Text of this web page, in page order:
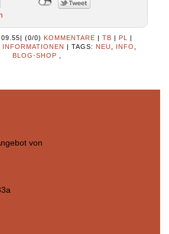
| (0/0) KOMMENTARE | TB | PL
|
INFORMATIONEN | TAGS: NEU INFO
BLOG-SHOP
von